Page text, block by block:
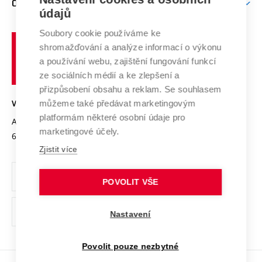
E-přihláška
Doktorské studium
Podpora podnikání
Systém zajišťování kvality výzkumu
Výzkumné infrastruktury
Transfer znalostí
Open Science
Projekty
Projekty ze strukturálních fondů
Specifický výzkum
Zahraniční spolupráce
Spolupráce se školami
Mezinárodní dohody
Univerzitní sítě
O UNIVERZITĚ
Profil univerzity
Udržitelná univerzita
Podnikavá univerzita / ContriBUTe
Bezpečná univerzita
Vyznamenání
Organizační struktura
Ochrana osobních údajů
odkaz)
učení
technické
Brně
VYSOKÉ UČENÍ TECHNICKÉ V BRNĚ
Antonínská 548/1
602 00 Brno
www.vut.cz
vut@vutbr.cz
údajů
Soubory cookie používáme ke
shromažďování a analýze informací o výkonu
a používání webu, zajištění fungování funkcí
ze sociálních médií a ke zlepšení a
přizpůsobení obsahu a reklam. Se souhlasem
můžeme také předávat marketingovým
platformám některé osobní údaje pro
marketingové účely.
Zjistit více
POVOLIT VŠE
Nastavení
Povolit pouze nezbytné